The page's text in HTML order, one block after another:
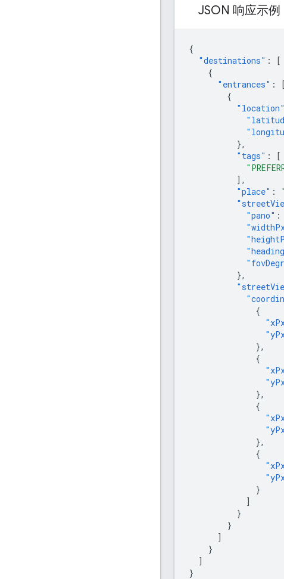
JSON 响应示例
{
"destinations" :
[
{
"entrances" :
[
{
"location"
},
"tags" :
[
],
"place" :
"pano" :
},
{
},
{
},
{
},
{
}
]
}
}
]
}
]
}